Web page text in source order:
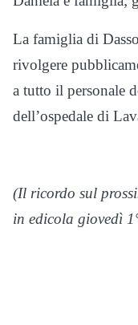
La famiglia di
rivolgere
a tutto il personale
dell’ospedale di
(Il ricordo sul
in edicola giovedì